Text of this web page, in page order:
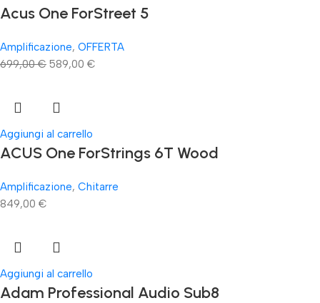
Acus One ForStreet 5
Amplificazione, OFFERTA
699,00€ 589,00 €
Aggiungi al carrello
ACUS One ForStrings 6T Wood
Amplificazione, Chitarre
849,00 €
Aggiungi al carrello
Adam Professional Audio Sub8